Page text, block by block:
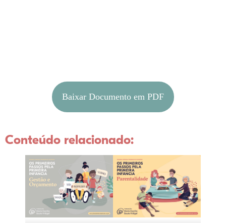
Baixar Documento em PDF
Conteúdo relacionado: